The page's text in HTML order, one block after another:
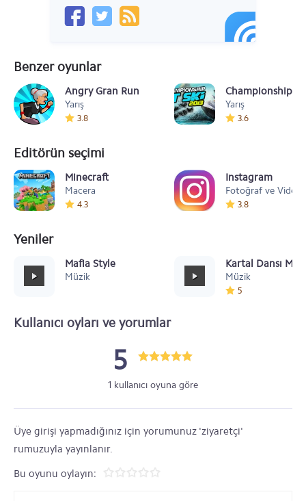
Benzer oyunlar
Angry Gran Run
Yarış
3.8
Championship
Yarış
3.6
Editörün seçimi
Minecraft
Macera
4.3
Instagram
Fotoğraf ve Video
3.8
Yeniler
Mafia Style
Müzik
Kartal Dansı
Müzik
5
Kullanıcı oyları ve yorumlar
5
1 kullanıcı oyuna göre
Üye girişi yapmadığınız için yorumunuz 'ziyaretçi'
rumuzuyla yayınlanır.
Bu oyunu oylayın: